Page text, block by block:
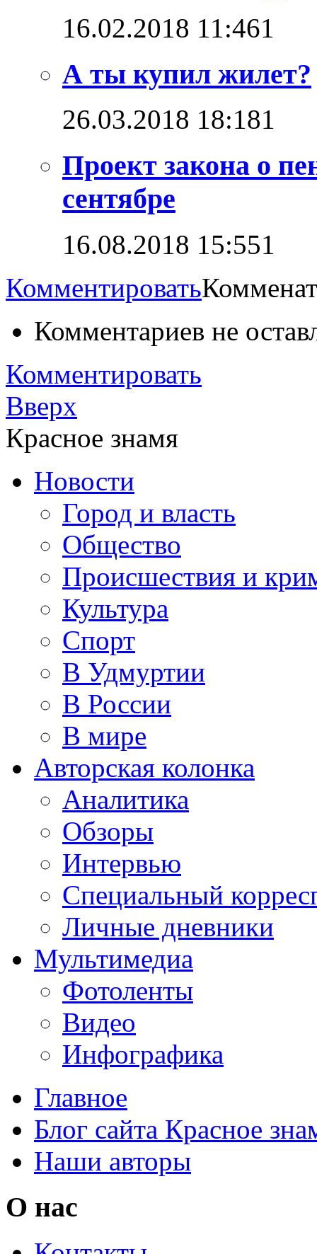
16.02.2018 11:461
А ты купил жилет?
26.03.2018 18:181
Проект закона о
сентябре
16.08.2018 15:551
Комментировать
Комментариев не
Комментировать
Вверх
Красное знамя
Новости
Город и власть
Общество
Происшествия и
Культура
Спорт
В Удмуртии
В России
В мире
Авторская колонка
Аналитика
Обзоры
Интервью
Специальный
Личные дневники
Мультимедиа
Фотоленты
Видео
Инфографика
Главное
Блог сайта Красное
Наши авторы
О нас